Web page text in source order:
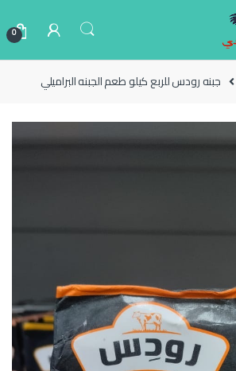
0
جبنه رودس للربع كيلو طعم الجبنه البراميلي